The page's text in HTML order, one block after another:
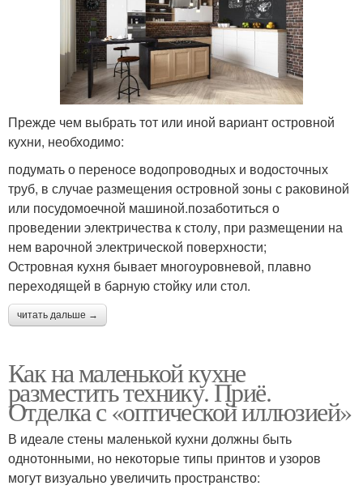
Прежде чем выбрать тот или иной вариант островной
кухни, необходимо:
подумать о переносе водопроводных и водосточных
труб, в случае размещения островной зоны с раковиной
или посудомоечной машиной.позаботиться о
проведении электричества к столу, при размещении на
нем варочной электрической поверхности;
Островная кухня бывает многоуровневой, плавно
переходящей в барную стойку или стол.
читать дальше →
Как на маленькой кухне
разместить технику. Приё.
Отделка с «оптической иллюзией»
В идеале стены маленькой кухни должны быть
однотонными, но некоторые типы принтов и узоров
могут визуально увеличить пространство: